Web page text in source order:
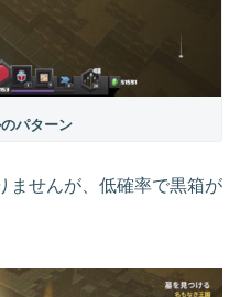
パターン
ませんが、低確率で黒箱が